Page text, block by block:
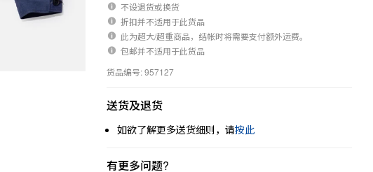
不设退货或换货
折扣并不适用于此货品
此为超大/超重商品，结帐时将需要支付额外运费。
包邮并不适用于此货品
货品编号: 957127
送货及退货
如欲了解更多送货细则，请按此
有更多问题?